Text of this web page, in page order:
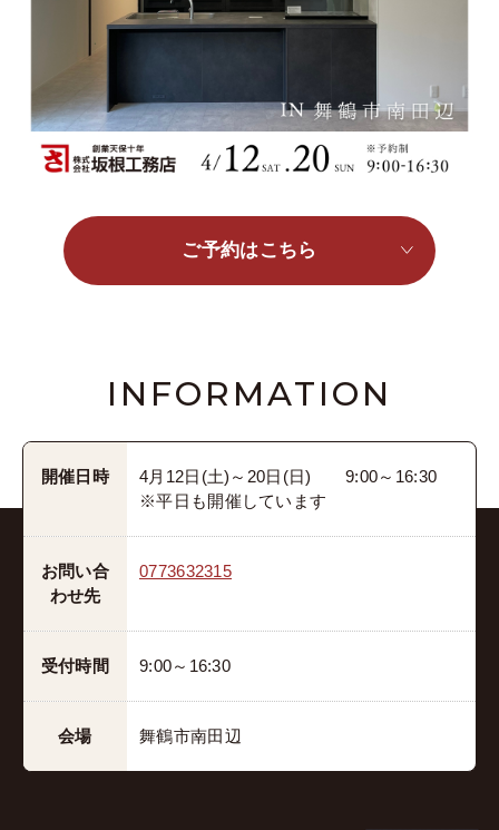
ご予約はこちら
INFORMATION
開催日時
4月12日(土)～20日(日) 9:00～16:30
※平日も開催しています
お問い合
わせ先
0773632315
受付時間 9:00～16:30
会場 舞鶴市南田辺